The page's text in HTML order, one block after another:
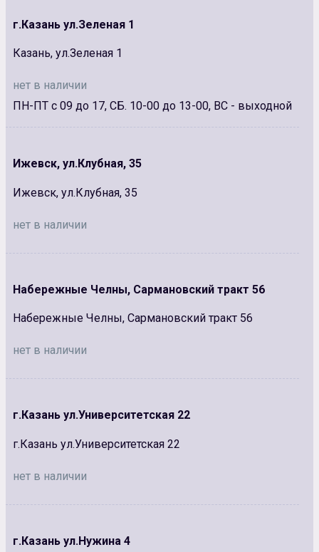
г.Казань ул.Зеленая 1
Казань, ул.Зеленая 1
нет в наличии
ПН-ПТ с 09 до 17, СБ. 10-00 до 13-00, ВС - выходной
Ижевск, ул.Клубная, 35
Ижевск, ул.Клубная, 35
нет в наличии
Набережные Челны, Сармановский тракт 56
Набережные Челны, Сармановский тракт 56
нет в наличии
г.Казань ул.Университетская 22
г.Казань ул.Университетская 22
нет в наличии
г.Казань ул.Нужина 4